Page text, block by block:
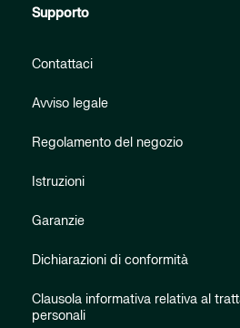
Supporto
Contattaci
Avviso legale
Regolamento del negozio
Istruzioni
Garanzie
Dichiarazioni di conformità
Clausola informativa relativa al
personali